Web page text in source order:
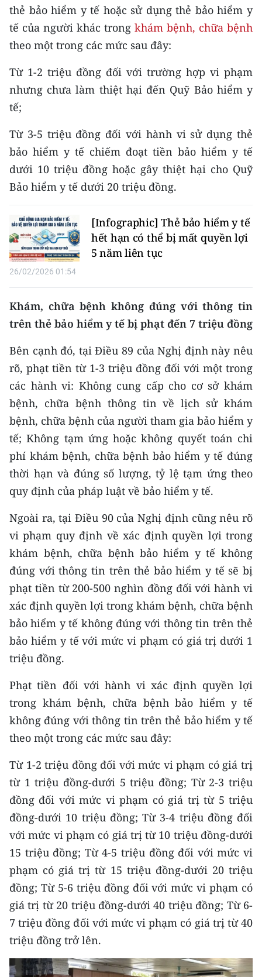
MEDIA CENTER
E-Magazine
Video
Media Chính trị
Media Văn hóa
Media Xã hội
Media Pháp luật
Media Du lịch
Media Thế giới
Media Thể thao
Media Y tế
Media Khoa học - Công nghệ
Media Môi trường
Ảnh
Infographic
TIN MỚI
TIN ĐỊA PHƯƠNG
Trung du và miền núi phía Bắc
Đồng bằng sông Hồng
Bắc Trung Bộ
Duyên hải Nam Trung Bộ và Tây
Nguyên
Đông Nam Bộ
Đồng bằng sông Cửu Long
Chuyên trang Hà Nội
Chuyên trang TP. Hồ Chí Minh
CHUYÊN ĐỀ
CÁC CHUYÊN TRANG
VỀ BÁO NHÂN DÂN
THỜI NAY
NHÂN DÂN CUỐI TUẦN
NHÂN DÂN HẰNG THÁNG
MUA BÁO
ĐỌC BÁO IN
thẻ bảo hiểm y tế hoặc sử dụng thẻ bảo hiểm y
tế của người khác trong khám bệnh, chữa bệnh
theo một trong các mức sau đây:
Từ 1-2 triệu đồng đối với trường hợp vi phạm
nhưng chưa làm thiệt hại đến Quỹ Bảo hiểm y
tế;
Từ 3-5 triệu đồng đối với hành vi sử dụng thẻ
bảo hiểm y tế chiếm đoạt tiền bảo hiểm y tế
dưới 10 triệu đồng hoặc gây thiệt hại cho Quỹ
Bảo hiểm y tế dưới 20 triệu đồng.
[Infographic] Thẻ bảo hiểm y tế
hết hạn có thể bị mất quyền lợi
5 năm liên tục
26/02/2026 01:54
Khám, chữa bệnh không đúng với thông tin
trên thẻ bảo hiểm y tế bị phạt đến 7 triệu đồng
Bên cạnh đó, tại Điều 89 của Nghị định này nêu
rõ, phạt tiền từ 1-3 triệu đồng đối với một trong
các hành vi: Không cung cấp cho cơ sở khám
bệnh, chữa bệnh thông tin về lịch sử khám
bệnh, chữa bệnh của người tham gia bảo hiểm y
tế; Không tạm ứng hoặc không quyết toán chi
phí khám bệnh, chữa bệnh bảo hiểm y tế đúng
thời hạn và đúng số lượng, tỷ lệ tạm ứng theo
quy định của pháp luật về bảo hiểm y tế.
Ngoài ra, tại Điều 90 của Nghị định cũng nêu rõ
vi phạm quy định về xác định quyền lợi trong
khám bệnh, chữa bệnh bảo hiểm y tế không
đúng với thông tin trên thẻ bảo hiểm y tế sẽ bị
phạt tiền từ 200-500 nghìn đồng đối với hành vi
xác định quyền lợi trong khám bệnh, chữa bệnh
bảo hiểm y tế không đúng với thông tin trên thẻ
bảo hiểm y tế với mức vi phạm có giá trị dưới 1
triệu đồng.
Phạt tiền đối với hành vi xác định quyền lợi
trong khám bệnh, chữa bệnh bảo hiểm y tế
không đúng với thông tin trên thẻ bảo hiểm y tế
theo một trong các mức sau đây:
Từ 1-2 triệu đồng đối với mức vi phạm có giá trị
từ 1 triệu đồng-dưới 5 triệu đồng; Từ 2-3 triệu
đồng đối với mức vi phạm có giá trị từ 5 triệu
đồng-dưới 10 triệu đồng; Từ 3-4 triệu đồng đối
với mức vi phạm có giá trị từ 10 triệu đồng-dưới
15 triệu đồng; Từ 4-5 triệu đồng đối với mức vi
phạm có giá trị từ 15 triệu đồng-dưới 20 triệu
đồng; Từ 5-6 triệu đồng đối với mức vi phạm có
giá trị từ 20 triệu đồng-dưới 40 triệu đồng; Từ 6-
7 triệu đồng đối với mức vi phạm có giá trị từ 40
triệu đồng trở lên.